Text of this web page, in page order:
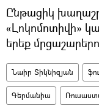
Ընթացիկ
«Լոկոմոտիվի»
երեք
Նաիր Տիկնիզյան
Գերմանիա